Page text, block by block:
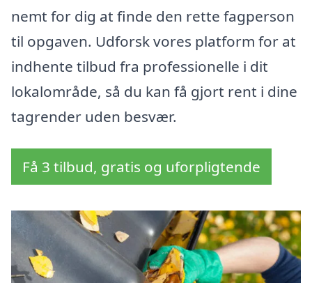
nemt for dig at finde den rette fagperson
til opgaven. Udforsk vores platform for at
indhente tilbud fra professionelle i dit
lokalområde, så du kan få gjort rent i dine
tagrender uden besvær.
Få 3 tilbud, gratis og uforpligtende